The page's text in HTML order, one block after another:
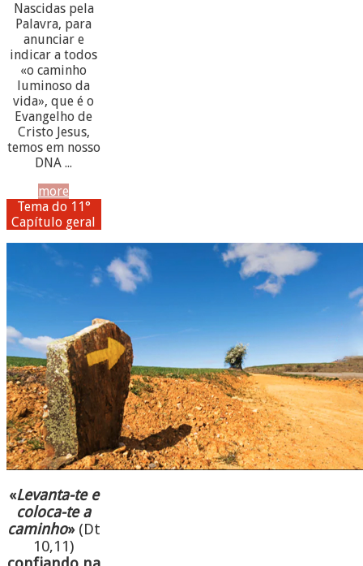
Nascidas pela
Palavra, para
anunciar e
indicar a todos
«o caminho
luminoso da
vida», que é o
Evangelho de
Cristo Jesus,
temos em nosso
DNA ...
more
Tema do 11°
Capítulo geral
«Levanta-te e
coloca-te a
caminho»(Dt
10,11)